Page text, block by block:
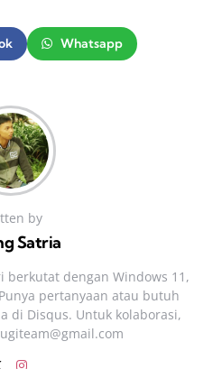
Whatsapp
by
Satria
berkutat dengan Windows 11,
pertanyaan atau butuh
di Disqus. Untuk kolaborasi,